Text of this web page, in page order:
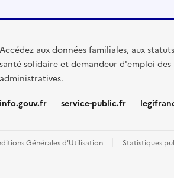
Accédez aux données familiales, aux
santé solidaire et demandeur d'emploi
administratives.
info.gouv.fr
service-public.fr
Générales d'Utilisation Statistiques